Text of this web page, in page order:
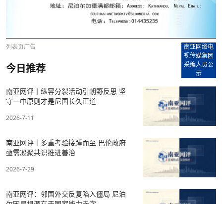
列表页广告
南亚网络电
视传媒集团
采编人员公
示
今日推荐
南亚网评丨纵容分裂活动引朝野反思 坚
守一中原则才是尼国长久正道
2026-7-11
南亚网评｜多重考验接踵而至 巴伦政府
亟需凝聚共识推进善治
2026-7-29
南亚网评：邻国外交反复陷入僵局 尼泊